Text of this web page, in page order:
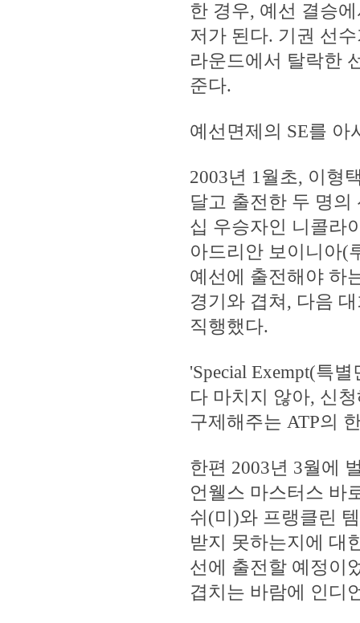
한 경우, 예선 결승
저가 된다. 기권 선
라운드에서 탈락한
준다.
예선면제의 SE를 아
2003년 1월초, 이형
달고 출전한 두 명
십 우승자인 니콜라
아드리안 보이니아(
예선에 출전해야 하
경기와 겹쳐, 다음
직행했다.
'Special Exempt(특
다 마치지 않아, 신
구제해주는 ATP의
한편 2003년 3월에
언웰스 마스터스 바
쉬(미)와 프랭클린
받지 못하는지에 대
선에 출전할 예정이
겹치는 바람에 인디